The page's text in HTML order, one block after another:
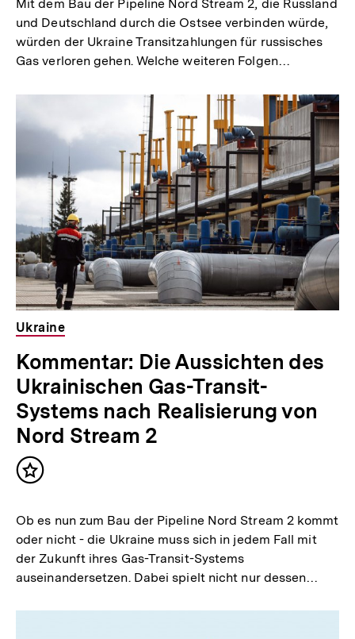
Mit dem Bau der Pipeline Nord Stream 2, die Russland
und Deutschland durch die Ostsee verbinden würde,
würden der Ukraine Transitzahlungen für russisches
Gas verloren gehen. Welche weiteren Folgen…
Ukraine
Kommentar: Die Aussichten des
Ukrainischen Gas-Transit-
Systems nach Realisierung von
Nord Stream 2
Inhalt
Ob es nun zum Bau der Pipeline Nord Stream 2 kommt
oder nicht - die Ukraine muss sich in jedem Fall mit
der Zukunft ihres Gas-Transit-Systems
auseinandersetzen. Dabei spielt nicht nur dessen…